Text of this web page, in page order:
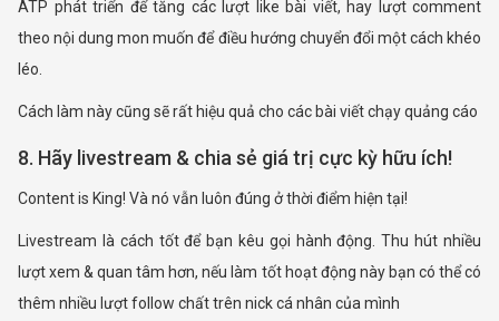
ATP phát triển để tăng các lượt like bài viết, hay lượt comment
theo nội dung mon muốn để điều hướng chuyển đổi một cách khéo
léo.
Cách làm này cũng sẽ rất hiệu quả cho các bài viết chạy quảng cáo
8. Hãy livestream & chia sẻ giá trị cực kỳ hữu ích!
Content is King! Và nó vẫn luôn đúng ở thời điểm hiện tại!
Livestream là cách tốt để bạn kêu gọi hành động. Thu hút nhiều
lượt xem & quan tâm hơn, nếu làm tốt hoạt động này bạn có thể có
thêm nhiều lượt follow chất trên nick cá nhân của mình